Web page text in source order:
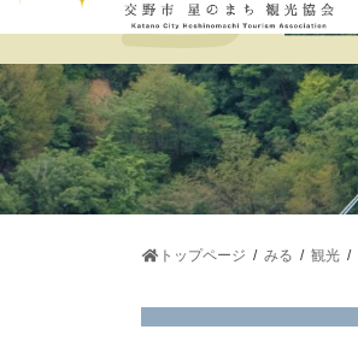
ッ
プ
移
動
トップページ みる 観光